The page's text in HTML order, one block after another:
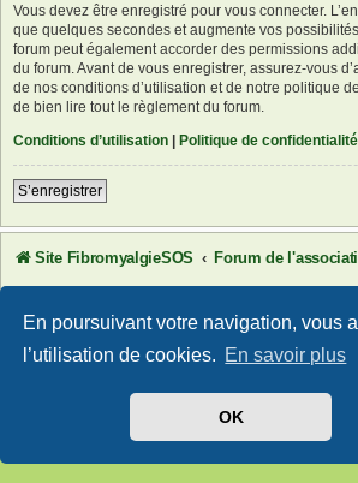
En poursuivant votre navigation, vous
l’utilisation de cookies. En savoir plus
OK
Vous devez être enregistré pour vous connecter.
que quelques secondes et augmente vos
forum peut également accorder des permissions
du forum. Avant de vous enregistrer, assurez-vous
de nos conditions d’utilisation et de notre politique
de bien lire tout le règlement du forum.
Conditions d’utilisation
Politique de confidentialité
S’enregistrer
Site FibromyalgieSOS Forum de
Développé parphpBB® Forum Software © phpBB
PhpBB3 BBCodes
Confidentialité|Conditions